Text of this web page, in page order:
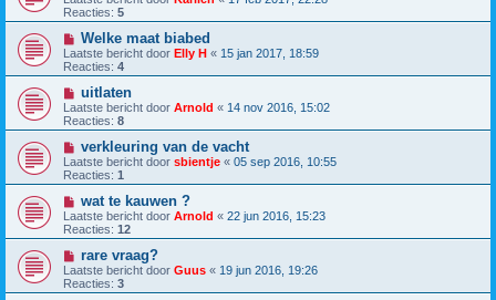
Reacties: 5
Welke maat biabed
Laatste bericht door Elly H « 15 jan 2017, 18:59
Reacties: 4
uitlaten
Laatste bericht door Arnold « 14 nov 2016, 15:02
Reacties: 8
verkleuring van de vacht
Laatste bericht door sbientje « 05 sep 2016, 10:55
Reacties: 1
wat te kauwen ?
Laatste bericht door Arnold « 22 jun 2016, 15:23
Reacties: 12
rare vraag?
Laatste bericht door Guus « 19 jun 2016, 19:26
Reacties: 3